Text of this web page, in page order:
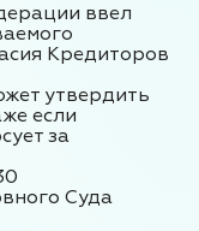
ввел
Кредиторов
утвердить
если
за
Суда